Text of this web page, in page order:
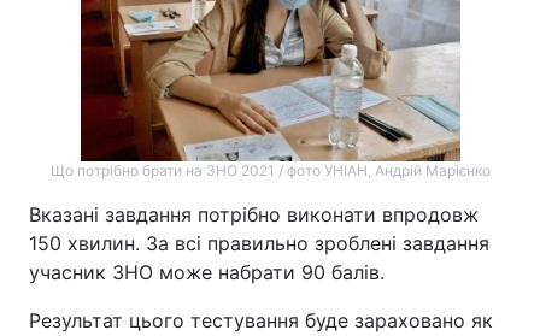
Що потрібно брати на ЗНО 2021 / фото УНІАН, Андрій Марієнко
Вказані завдання потрібно виконати впродовж
150 хвилин. За всі правильно зроблені завдання
учасник ЗНО може набрати 90 балів.
Результат цього тестування буде зараховано як